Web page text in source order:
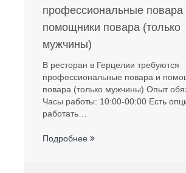
профессиональные повара
помощники повара (только
мужчины)
В ресторан в Герцелии требуются
профессиональные повара и
повара (только мужчины) Опыт
Часы работы: 10:00-00:00 Есть
работать…
Подробнее